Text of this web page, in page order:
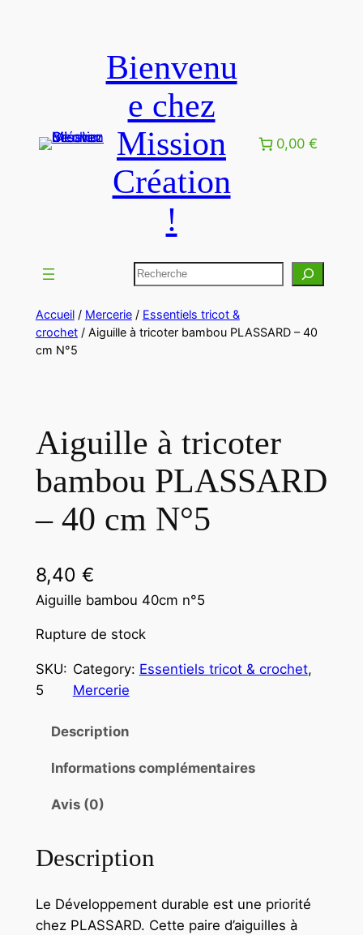
Bienvenu
e chez
Mission
Création
!
0,00 €
Accueil/ Mercerie/ Essentiels tricot &
crochet/ Aiguille à tricoter bambou PLASSARD – 40
cm N°5
Aiguille à tricoter
bambou PLASSARD
– 40 cm N°5
8,40 €
Aiguille bambou 40cm n°5
Rupture de stock
SKU:
5
Category: Essentiels tricot & crochet
Mercerie
Description
Informations complémentaires
Avis (0)
Description
Le Développement durable est une priorité
chez PLASSARD. Cette paire d’aiguilles à